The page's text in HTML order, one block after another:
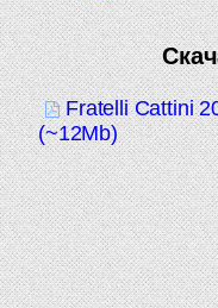
Fratelli Cattini
(~12Mb)